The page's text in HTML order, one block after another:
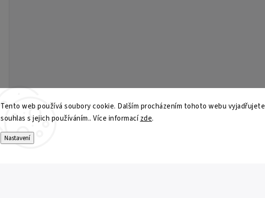
Tento web používá soubory cookie. Dalším procházením tohoto webu vyjadřujete
souhlas s jejich používáním.. Více informacízde.
Nastavení